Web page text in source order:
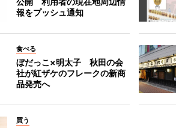
報をプッシュ通知
食べる
ぼだっこ×明太子 秋田の会
社が紅ザケのフレークの新商
品発売へ
買う